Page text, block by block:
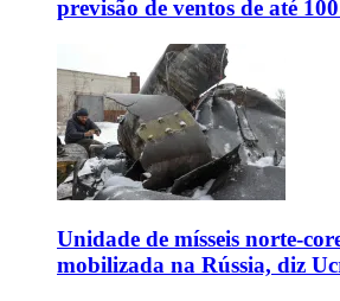
previsão de ventos de até
Unidade de mísseis norte-
mobilizada na Rússia, diz